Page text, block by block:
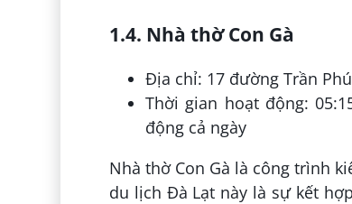
1.4. Nhà thờ Con Gà
Địa chỉ: 17 đường Trần
Thời gian hoạt động:
động cả ngày
Nhà thờ Con Gà là công trình
du lịch Đà Lạt này là sự kết